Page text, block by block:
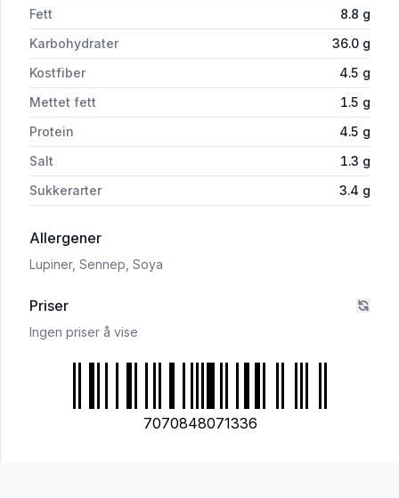
Fett
8.8 g
Karbohydrater
36.0 g
Kostfiber
4.5 g
Mettet fett
1.5 g
Protein
4.5 g
Salt
1.3 g
Sukkerarter
3.4 g
Allergeneri 'Det Glutenfrie Verksted Grove
Lupiner, Sennep, Soya
Priser
Ingen priser å vise
7070848071336